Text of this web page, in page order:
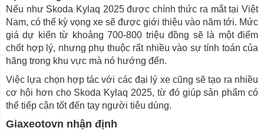
Nếu như Skoda Kylaq 2025 được chính thức ra mắt tại Việt
Nam, có thể kỳ vọng xe sẽ được giới thiệu vào năm tới. Mức
giá dự kiến từ khoảng 700-800 triệu đồng sẽ là một điểm
chốt hợp lý, nhưng phụ thuộc rất nhiều vào sự tính toán của
hãng trong khu vực mà nó hướng đến.
Việc lựa chọn hợp tác với các đại lý xe cũng sẽ tạo ra nhiều
cơ hội hơn cho Skoda Kylaq 2025, từ đó giúp sản phẩm có
thể tiếp cận tốt đến tay người tiêu dùng.
Giaxeotovn nhận định